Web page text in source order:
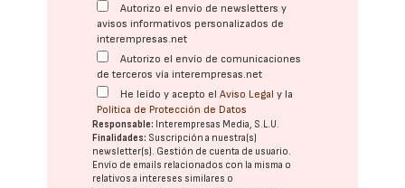
Autorizo el envío de newsletters y
avisos informativos personalizados de
interempresas.net
Autorizo el envío de comunicaciones
de terceros vía interempresas.net
He leído y acepto elAviso Legal y la
Política de Protección de Datos
Responsable: Interempresas Media, S.L.U.
Finalidades: Suscripción a nuestra(s)
newsletter(s). Gestión de cuenta de usuario.
Envío de emails relacionados con la misma o
relativos a intereses similares o